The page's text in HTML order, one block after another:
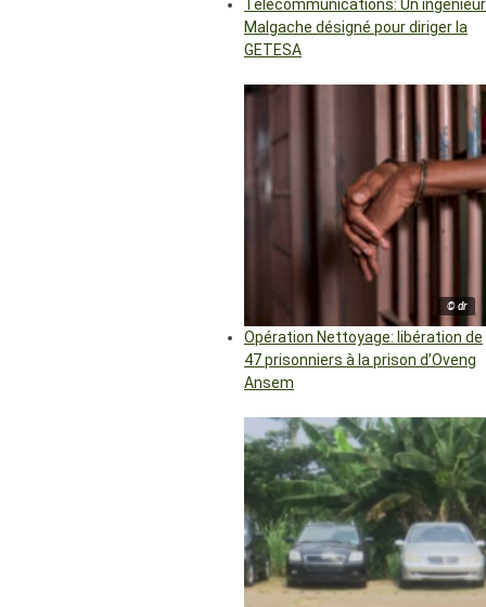
Télécommunications: Un ingénieur
Malgache désigné pour diriger la
GETESA
© dr
Opération Nettoyage: libération de
47 prisonniers à la prison d’Oveng
Ansem